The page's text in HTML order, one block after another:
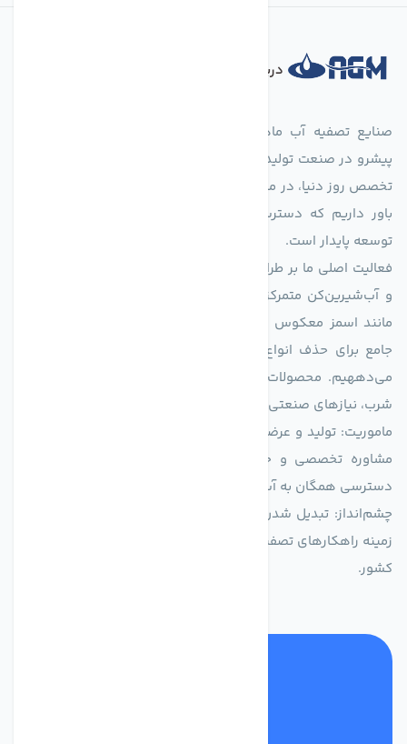
درباره فروشگاه
پیشرو در صنعت تولید تجهیزات تصفیه آب، با تکیه بر دانش فنی و
تخصص روز دنیا، در مسیر تأمین آب سالم و پایدار گام برمی‌دارد. ما
باور داریم که دسترسی به آب پاک، یک حق اساسی و زیربنای
توسعه پایدار است.
فعالیت اصلی ما بر طراحی و تولید سیستم‌های پیشرفته تصفیه آب
و آب‌شیرین‌کن متمرکز است. ما با بهره‌گیری از فناوری‌های نوین
جامع برای حذف انواع آلاینده‌ها، املاح و نمک از منابع آبی ارائه
می‌دههیم. محصولات ما برای مصارف متنوعی از جمله تأمین آب
شرب، نیازهای صنعتی و کشاورزی طراحی و بهینه‌سازی شده‌اند.
ماموریت: تولید و عرضه محصولاتی با بالاترین استاندارد کیفی، ارائه
مشاوره تخصصی و خدمات پس از فروش مطمئن برای تضمین
دسترسی همگان به آب پاک و سالم.
چشم‌انداز: تبدیل شدن به انتخاب اول صنایع و مصرف‌کنندگان در
زمینه راهکارهای تصفیه آب و ایفای نقشی کلیدی در حفظ منابع آبی
کشور.